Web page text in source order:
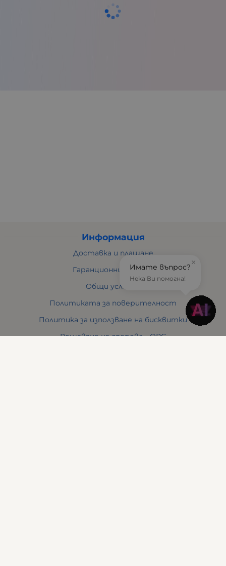
Информация
Доставка и плащане
Гаранционни условия
Общи условия
Политиката за поверителност
Политика за използване на бисквитки
Решаване на спорове - ОРС
×
Имате въпрос?
Нека Ви помогна!